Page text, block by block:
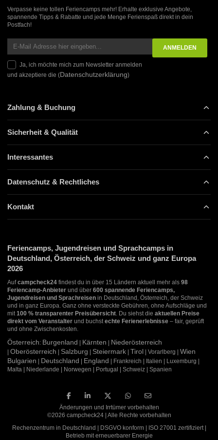
Verpasse keine tollen Feriencamps mehr! Erhalte exklusive Angebote,
spannende Tipps & Rabatte und jede Menge Ferienspaß direkt in dein
Postfach!
Ja, ich möchte mich zum Newsletter anmelden
und akzeptiere die (Datenschutzerklärung)
Zahlung & Buchung
Sicherheit & Qualität
Interessantes
Datenschutz & Rechtliches
Kontakt
Feriencamps, Jugendreisen und Sprachcamps in
Deutschland, Österreich, der Schweiz und ganz Europa
2026
Aufcampcheck24 findest du in über 15 Ländern aktuell mehr als 98
Feriencamp-Anbieter und über 600 spannende Feriencamps,
Jugendreisen und Sprachreisen in Deutschland, Österreich, der Schweiz
und in ganz Europa. Ganz ohne versteckte Gebühren, ohne Aufschläge und
mit 100 % transparenter Preisübersicht . Du siehst die aktuellen Preise
direkt vom Veranstalter und buchst echte Ferienerlebnisse – fair, geprüft
und ohne Zwischenkosten.
Österreich: Burgenland | Kärnten | Niederösterreich
| Oberösterreich | Salzburg | Steiermark | Tirol | Vorarlberg | Wien
Bulgarien | Deutschland | England | Frankreich | Italien | Luxemburg |
Malta | Niederlande | Norwegen | Portugal | Schweiz | Spanien
Änderungen und Irrtümer vorbehalten
©2026 campcheck24 | Alle Rechte vorbehalten
Rechenzentrum in Deutschland | DSGVO konform | ISO 27001 zertifiziert |
Betrieb mit erneuerbarer Energie